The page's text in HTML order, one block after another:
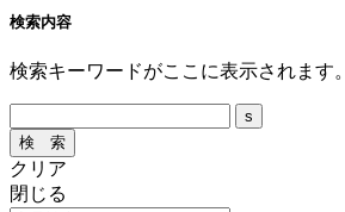
検索内容
検索キーワードがここに表示されます。
クリア
閉じる